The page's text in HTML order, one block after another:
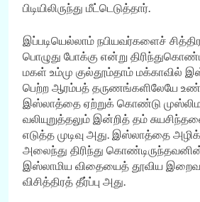
பிடியிலிருந்து மீட்டெடுத்தார்.
இப்படியெல்லாம் நபியவர்களைச்
பொழுது போக்கு என்று
மகள் உம்மு குல்தூம்தாம் மக்காவில்
பெற்ற ஆரம்பத் தருணங்களிலேயே
இஸ்லாத்தை ஏற்றுக் கொண்டு
வலியுறுத்தலும் இன்றித் தம்
எடுத்த முடிவு அது. இஸ்லாத்தை
அலைந்து திரிந்து
இஸ்லாமிய விதையைத் தூவிய
விசித்திரத் தீர்ப்பு அது.